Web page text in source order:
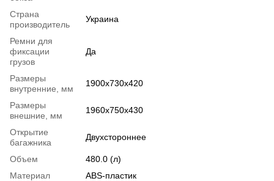
Страна
производитель
Украина
Ремни для
фиксации
грузов
Да
Размеры
внутренние, мм
1900x730x420
Размеры
внешние, мм
1960x750x430
Открытие
багажника
Двухстороннее
Объем
480.0 (л)
Материал
ABS-пластик